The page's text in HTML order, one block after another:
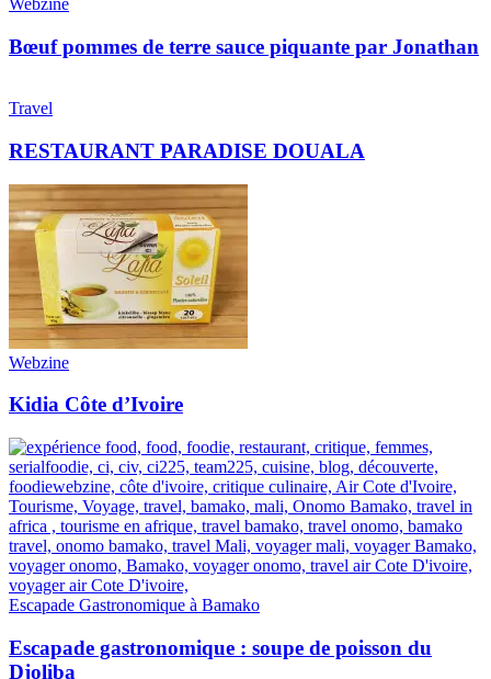
Bœuf pommes de terre sauce piquante par Jonathan
Travel
RESTAURANT PARADISE DOUALA
Webzine
Kidia Côte d’Ivoire
Escapade Gastronomique à Bamako
Escapade gastronomique : soupe de poisson du
Djoliba